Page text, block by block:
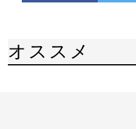
オススメ